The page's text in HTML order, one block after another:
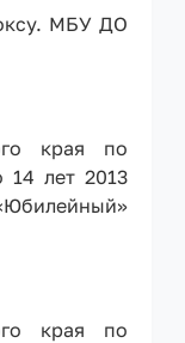
МБУ ДО
края по
14 лет 2013
края по